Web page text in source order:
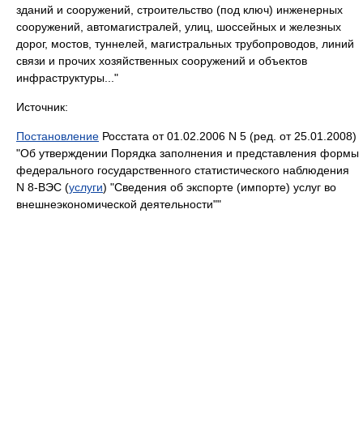
зданий и сооружений, строительство (под ключ) инженерных
сооружений, автомагистралей, улиц, шоссейных и железных
дорог, мостов, туннелей, магистральных трубопроводов, линий
связи и прочих хозяйственных сооружений и объектов
инфраструктуры..."
Источник:
Постановление Росстата от 01.02.2006 N 5 (ред. от 25.01.2008)
"Об утверждении Порядка заполнения и представления формы
федерального государственного статистического наблюдения
N 8-ВЭС (услуги) "Сведения об экспорте (импорте) услуг во
внешнеэкономической деятельности""